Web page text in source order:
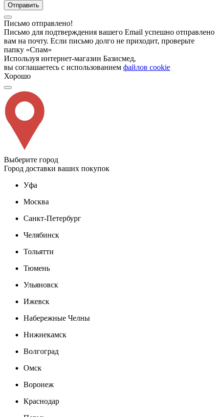
Отправить
Письмо отправлено!
Письмо для подтверждения вашего Email успешно отправлено
вам на почту. Если письмо долго не приходит, проверьте
папку «Спам»
Используя интернет-магазин Базисмед,
вы соглашаетесь с использованием файлов cookie
Хорошо
Выберите город
Город доставки ваших покупок
Уфа
Москва
Санкт-Петербург
Челябинск
Тольятти
Тюмень
Ульяновск
Ижевск
Набережные Челны
Нижнекамск
Волгоград
Омск
Воронеж
Краснодар